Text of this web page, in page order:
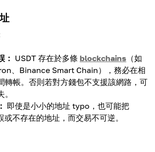
： USDT 存在於多條 blockchains （如
、Binance Smart Chain），務必在相
轉帳。否則若對方錢包不支援該網路，可
即使是小小的地址 typo，也可能把
或不存在的地址，而交易不可逆。